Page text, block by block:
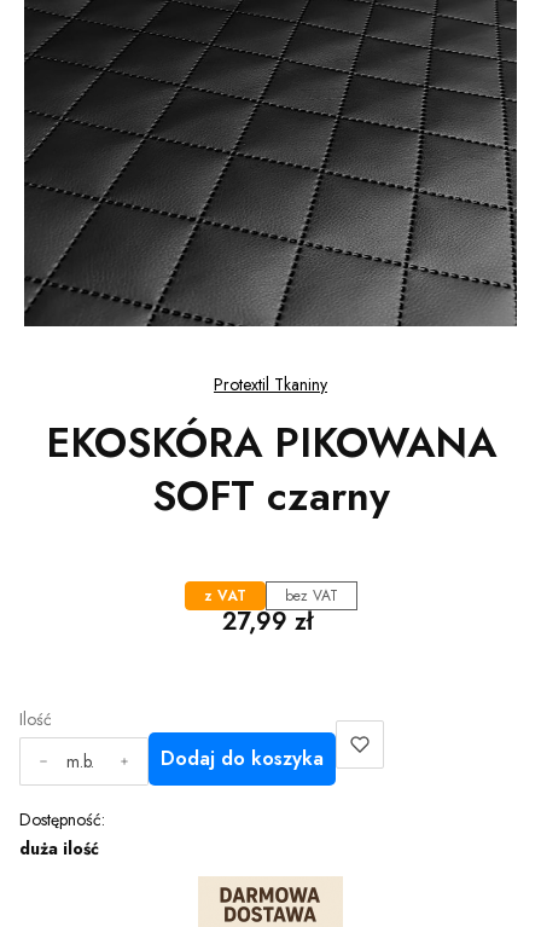
Protextil Tkaniny
EKOSKÓRA PIKOWANA
SOFT czarny
z VAT bez VAT
Cena
27,99 zł
Ilość
m.b.
Dodaj do koszyka
Dostępność:
duża ilość